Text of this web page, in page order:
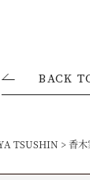
BACK
TSUSHIN
香